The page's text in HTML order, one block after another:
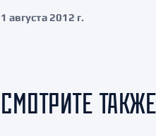
1 августа 2012 г.
СМОТРИТЕ ТАКЖЕ